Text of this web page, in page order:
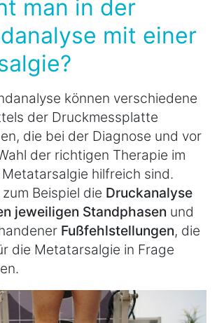
man in der
mit einer
können verschiedene
der Druckmessplatte
die bei der Diagnose und vor
der richtigen Therapie im
Metatarsalgie hilfreich sind.
Beispiel die Druckanalyse
jeweiligen Standphasen und
Fußfehlstellungen, die
die Metatarsalgie in Frage